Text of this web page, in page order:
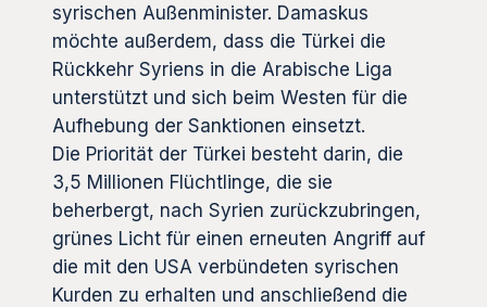
syrischen Außenminister. Damaskus
möchte außerdem, dass die Türkei die
Rückkehr Syriens in die Arabische Liga
unterstützt und sich beim Westen für die
Aufhebung der Sanktionen einsetzt.
Die Priorität der Türkei besteht darin, die
3,5 Millionen Flüchtlinge, die sie
beherbergt, nach Syrien zurückzubringen,
grünes Licht für einen erneuten Angriff auf
die mit den USA verbündeten syrischen
Kurden zu erhalten und anschließend die